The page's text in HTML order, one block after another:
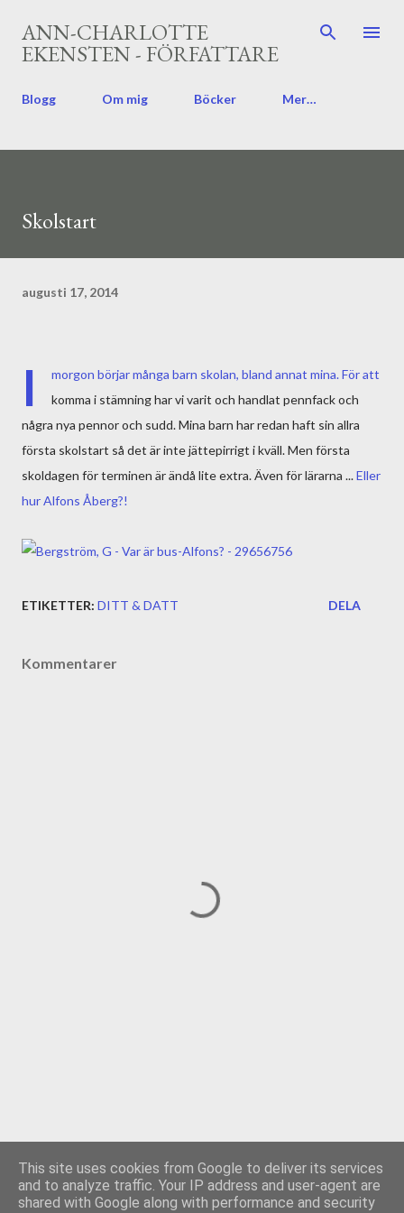
Fortsätt till huvudinnehåll
ANN-CHARLOTTE
EKENSTEN - FÖRFATTARE
Blogg Om mig Böcker Mer…
Skolstart
augusti 17, 2014
I
morgon börjar många barn skolan, bland annat mina. För att
komma i stämning har vi varit och handlat pennfack och
några nya pennor och sudd. Mina barn har redan haft sin allra
första skolstart så det är inte jättepirrigt i kväll. Men första
skoldagen för terminen är ändå lite extra. Även för lärarna ...Eller
hur Alfons Åberg?!
ETIKETTER: DITT & DATT DELA
Kommentarer
Använder Blogger
This site uses cookies from Google to deliver its services
and to analyze traffic. Your IP address and user-agent are
shared with Google along with performance and security